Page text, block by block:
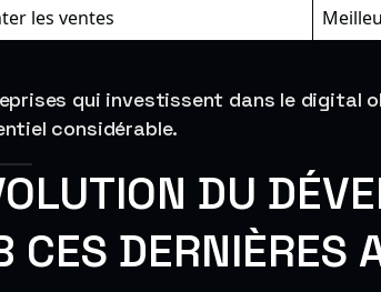
les ventes
qui investissent dans le digital
considérable.
DU
CES DERNIÈRES